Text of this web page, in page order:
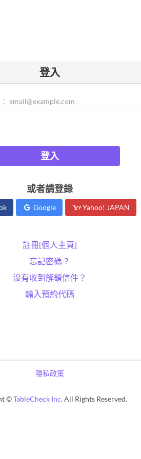
登入
登入
或者請登錄
Google Yahoo! JAPAN
註冊[個人主頁]
忘記密碼？
沒有收到解鎖信件？
輸入預約代碼
隱私政策
©TableCheck Inc.All Rights Reserved.